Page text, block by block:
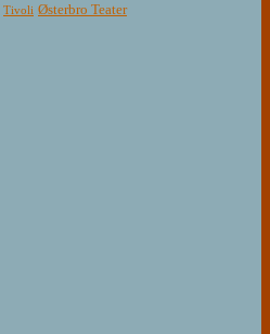
Tivoli Østerbro Teater